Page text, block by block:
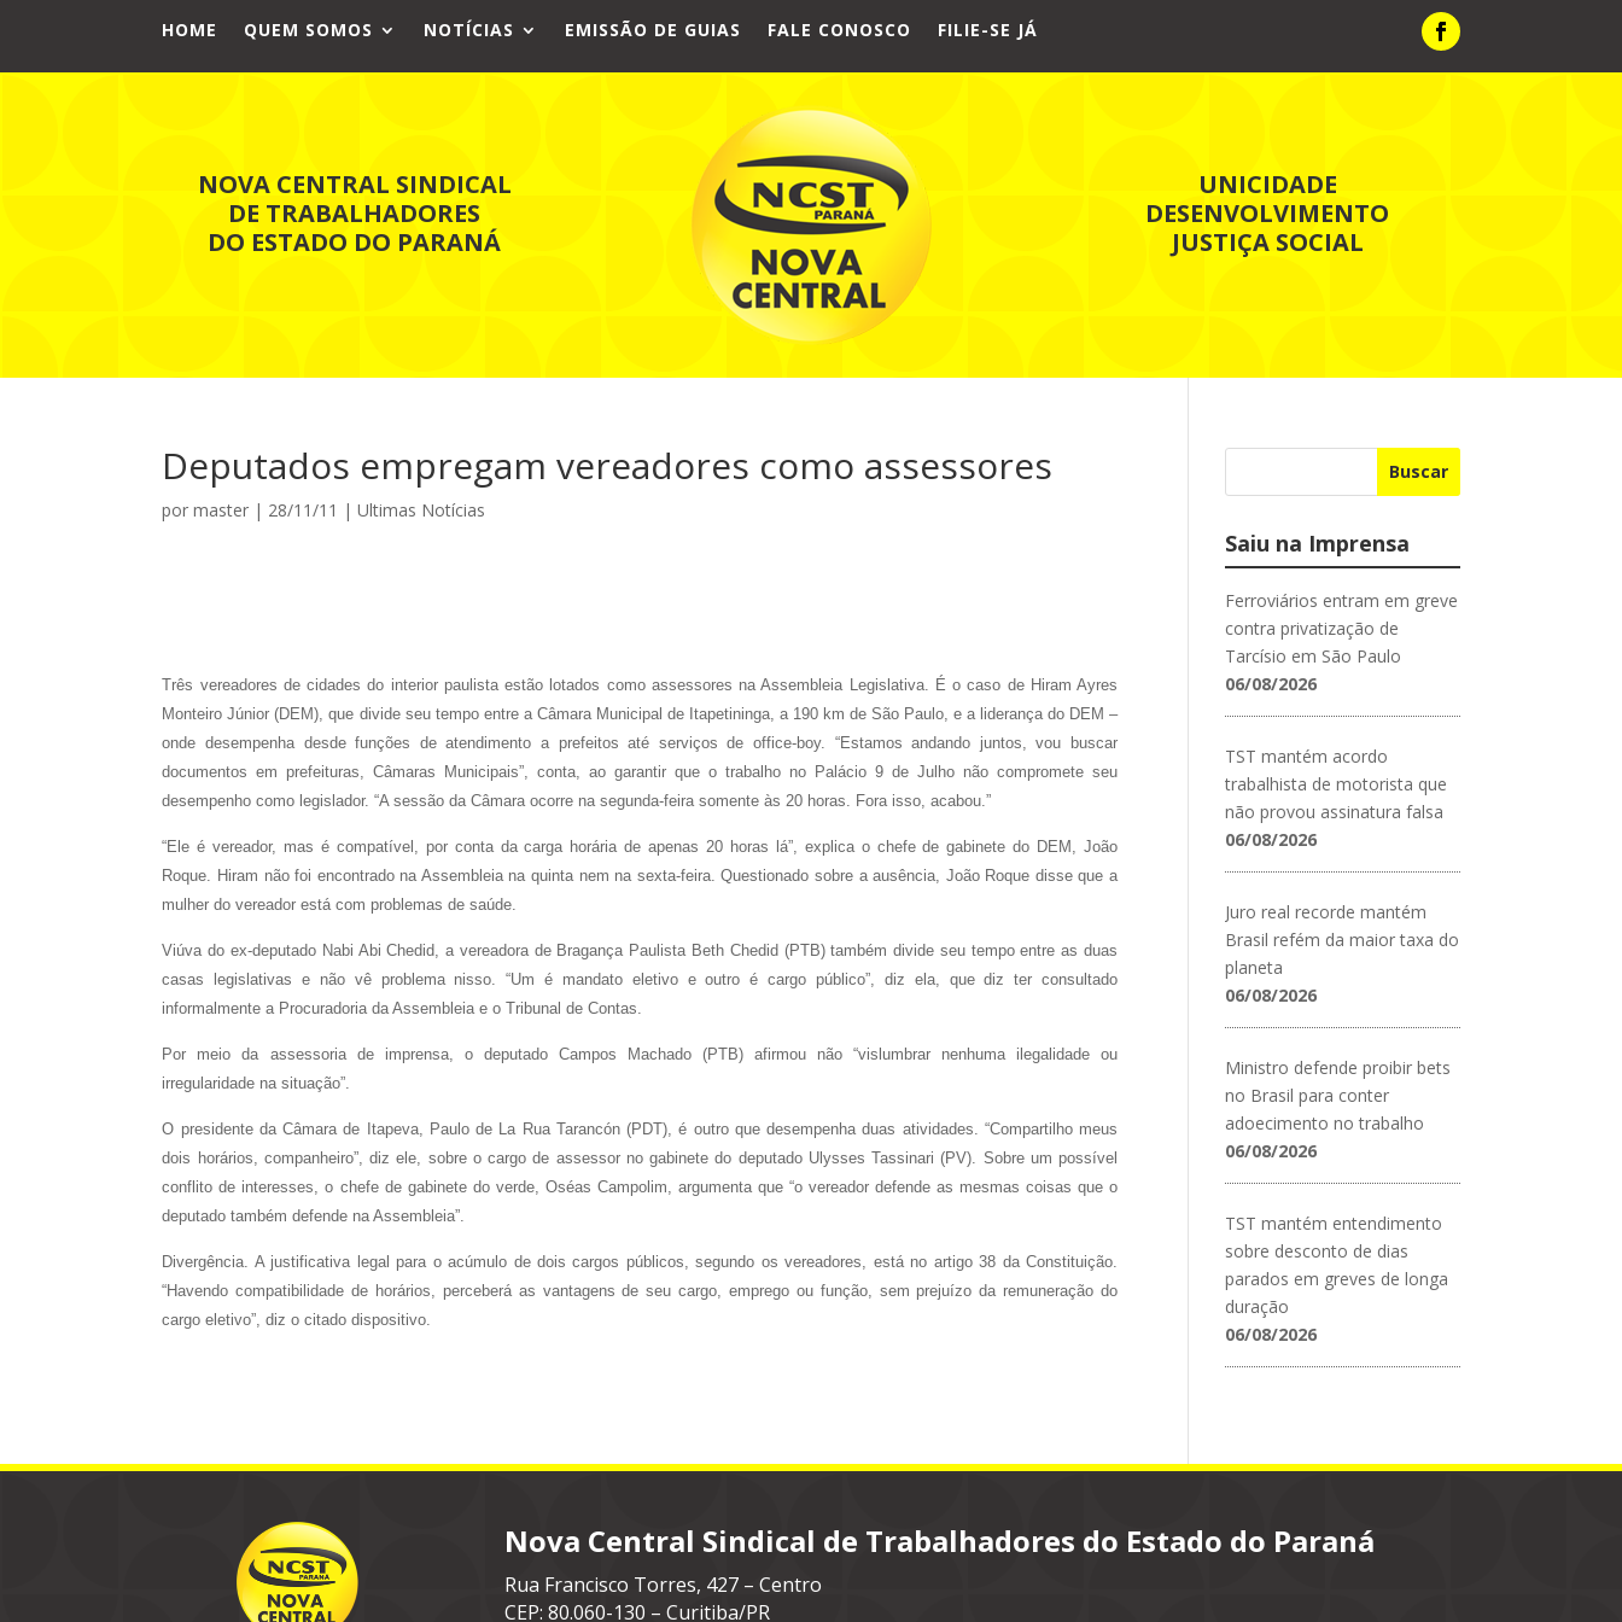
HOME QUEM SOMOS NOTÍCIAS EMISSÃO DE GUIAS FALE CONOSCO FILIE-SE JÁ
NOVA CENTRAL SINDICAL
DE TRABALHADORES
DO ESTADO DO PARANÁ
UNICIDADE
DESENVOLVIMENTO
JUSTIÇA SOCIAL
Deputados empregam vereadores como assessores
pormaster | 28/11/11 |Ultimas Notícias
Três vereadores de cidades do interior paulista estão lotados como assessores na Assembleia Legislativa. É o caso de Hiram Ayres
Monteiro Júnior (DEM), que divide seu tempo entre a Câmara Municipal de Itapetininga, a 190 km de São Paulo, e a liderança do DEM –
onde desempenha desde funções de atendimento a prefeitos até serviços de office-boy. “Estamos andando juntos, vou buscar
documentos em prefeituras, Câmaras Municipais”, conta, ao garantir que o trabalho no Palácio 9 de Julho não compromete seu
desempenho como legislador. “A sessão da Câmara ocorre na segunda-feira somente às 20 horas. Fora isso, acabou.”
“Ele é vereador, mas é compatível, por conta da carga horária de apenas 20 horas lá”, explica o chefe de gabinete do DEM, João
Roque. Hiram não foi encontrado na Assembleia na quinta nem na sexta-feira. Questionado sobre a ausência, João Roque disse que a
mulher do vereador está com problemas de saúde.
Viúva do ex-deputado Nabi Abi Chedid, a vereadora de Bragança Paulista Beth Chedid (PTB) também divide seu tempo entre as duas
casas legislativas e não vê problema nisso. “Um é mandato eletivo e outro é cargo público”, diz ela, que diz ter consultado
informalmente a Procuradoria da Assembleia e o Tribunal de Contas.
Por meio da assessoria de imprensa, o deputado Campos Machado (PTB) afirmou não “vislumbrar nenhuma ilegalidade ou
irregularidade na situação”.
O presidente da Câmara de Itapeva, Paulo de La Rua Tarancón (PDT), é outro que desempenha duas atividades. “Compartilho meus
dois horários, companheiro”, diz ele, sobre o cargo de assessor no gabinete do deputado Ulysses Tassinari (PV). Sobre um possível
conflito de interesses, o chefe de gabinete do verde, Oséas Campolim, argumenta que “o vereador defende as mesmas coisas que o
deputado também defende na Assembleia”.
Divergência. A justificativa legal para o acúmulo de dois cargos públicos, segundo os vereadores, está no artigo 38 da Constituição.
“Havendo compatibilidade de horários, perceberá as vantagens de seu cargo, emprego ou função, sem prejuízo da remuneração do
cargo eletivo”, diz o citado dispositivo.
Buscar
Saiu na Imprensa
Ferroviários entram em greve
contra privatização de
Tarcísio em São Paulo
06/08/2026
TST mantém acordo
trabalhista de motorista que
não provou assinatura falsa
06/08/2026
Juro real recorde mantém
Brasil refém da maior taxa do
planeta
06/08/2026
Ministro defende proibir bets
no Brasil para conter
adoecimento no trabalho
06/08/2026
TST mantém entendimento
sobre desconto de dias
parados em greves de longa
duração
06/08/2026
Nova Central Sindical de Trabalhadores do Estado do Paraná
Rua Francisco Torres, 427 – Centro
CEP: 80.060-130 – Curitiba/PR